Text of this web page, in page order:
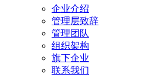
企业介绍
管理层致辞
管理团队
组织架构
旗下企业
联系我们